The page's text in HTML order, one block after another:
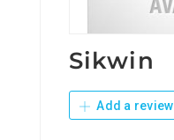
Sikwin
Add a review